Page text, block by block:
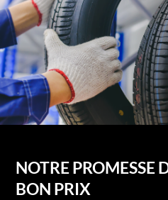
NOTRE PROMESSE
BON PRIX